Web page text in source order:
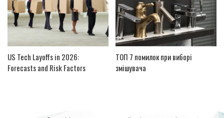
US Tech Layoffs in 2026:
Forecasts and Risk Factors
ТОП 7 помилок при виборі
змішувача